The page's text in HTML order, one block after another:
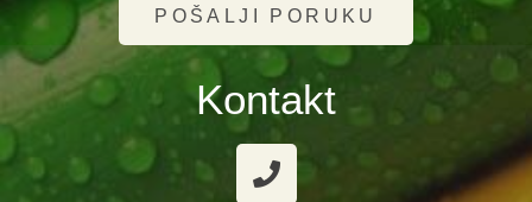
POŠALJI PORUKU
Kontakt